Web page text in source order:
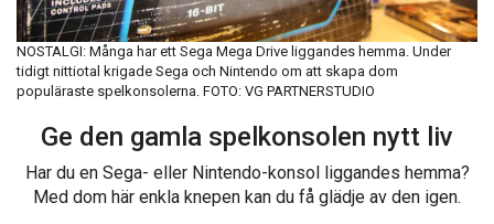
NOSTALGI: Många har ett Sega Mega Drive liggandes hemma. Under
tidigt nittiotal krigade Sega och Nintendo om att skapa dom
populäraste spelkonsolerna. FOTO: VG PARTNERSTUDIO
Ge den gamla spelkonsolen nytt liv
Har du en Sega- eller Nintendo-konsol liggandes hemma?
Med dom här enkla knepen kan du få glädje av den igen.